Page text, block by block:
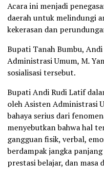
Acara ini menjadi
daerah untuk melindungi
kekerasan dan
Bupati Tanah Bumbu,
Administrasi Umum, M.
sosialisasi tersebut.
Bupati Andi Rudi Latif
oleh Asisten Administrasi
bahaya serius dari
menyebutkan bahwa hal
gangguan fisik, verbal,
berdampak jangka
prestasi belajar, dan masa